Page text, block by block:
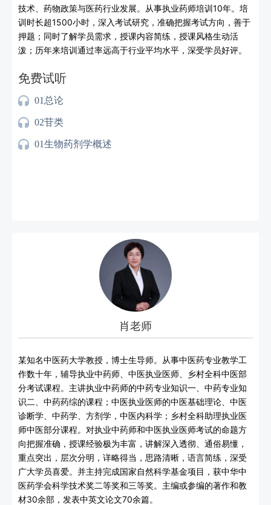
技术、药物政策与医药行业发展。从事执业药师培训10年。培
训时长超1500小时，深入考试研究，准确把握考试方向，善于
押题；同时了解学员需求，授课内容简练，授课风格生动活
泼；历年来培训通过率远高于行业平均水平，深受学员好评。
免费试听
01总论
02苷类
01生物药剂学概述
肖老师
某知名中医药大学教授，博士生导师。从事中医药专业教学工
作数十年，辅导执业中药师、中医执业医师、乡村全科中医部
分考试课程。主讲执业中药师的中药专业知识一、中药专业知
识二、中药药综的课程；中医执业医师的中医基础理论、中医
诊断学、中药学、方剂学，中医内科学；乡村全科助理执业医
师中医部分课程。对执业中药师和中医执业医师考试的命题方
向把握准确，授课经验极为丰富，讲解深入透彻、通俗易懂，
重点突出，层次分明，详略得当，思路清晰，语言简练，深受
广大学员喜爱。并主持完成国家自然科学基金项目，获中华中
医药学会科学技术奖二等奖和三等奖。主编或参编的著作和教
材30余部，发表中英文论文70余篇。